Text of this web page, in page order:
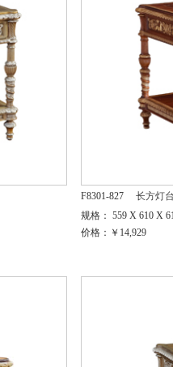
F8301-827
长方灯
规格： 559 X 610 X
价格：￥14,929